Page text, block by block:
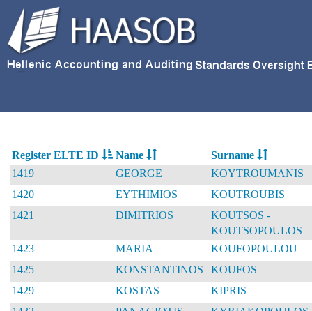
Register ELTE ID Name
Surname
1419
GEORGE
KOYTROUMANIS
1420
EYTHIMIOS
KOUTROUBIS
1421
DIMITRIOS
KOUTSOS -
KOUTSOPOULOS
1423
MARIA
KOUFOPOULOU
1425
KONSTANTINOS
KOUFOS
1429
KOSTAS
KIPRIS